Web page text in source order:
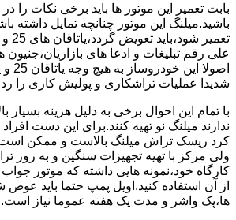
بابت تعمیر این موتور ها باید برخی نکات را
باشید.میلنگ این موتور چنانچه تمایل داشته
علی رقم تبلیغات و ادعا های بازاریان،جنیون
شدیدا عملیات تراشکاری و پولیش کاری را
با تمام این احوال برخی به دلیل هزینه بسیار
ندارند میلنگ نو تهیه کنند.برای این دست
کرد ریسک تراش میلنگ بالاست و ممکن است
ولی مرکز با تهیه تجهیزات سنگین و به روز
کارگاه خود،نمونه هایی داشته که موتور جواب
از آن استفاده کنید.اویل پمپ حتما باید
ها،پک واشر و مدت یک هفته عموما نیاز است.